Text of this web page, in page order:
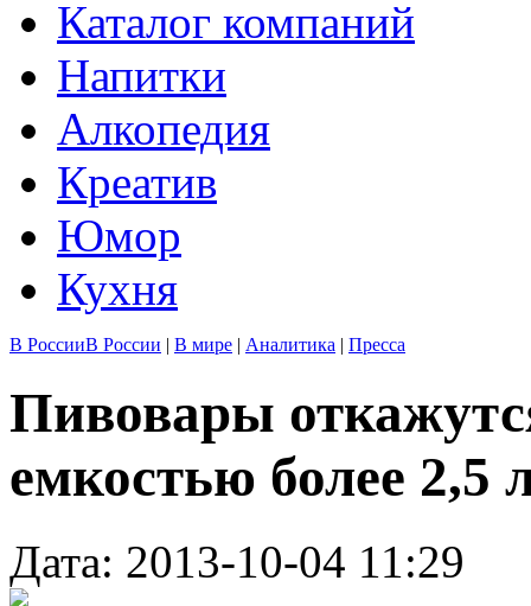
Каталог компаний
Напитки
Алкопедия
Креатив
Юмор
Кухня
В РоссииВ России | В мире | Аналитика | Пресса
Пивовары
емкостью более 2,5
Дата: 2013-10-04 11:29